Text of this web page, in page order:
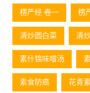
楞严经 卷一 楞
清炒圆白菜 清
素什锦味噌汤
素食防癌 花青